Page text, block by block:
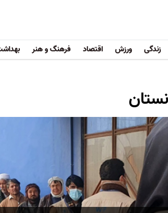
زندگی ورزش اقتصاد فرهنگ و هنر